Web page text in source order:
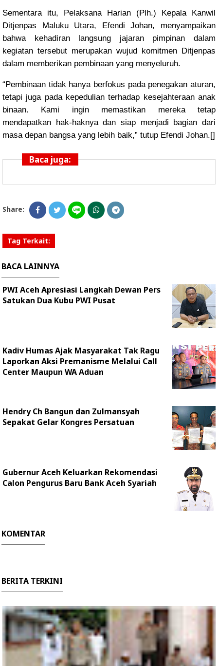
Sementara itu, Pelaksana Harian (Plh.) Kepala Kanwil
Ditjenpas Maluku Utara, Efendi Johan, menyampaikan
bahwa kehadiran langsung jajaran pimpinan dalam
kegiatan tersebut merupakan wujud komitmen Ditjenpas
dalam memberikan pembinaan yang menyeluruh.
“Pembinaan tidak hanya berfokus pada penegakan aturan,
tetapi juga pada kepedulian terhadap kesejahteraan anak
binaan. Kami ingin memastikan mereka tetap
mendapatkan hak-haknya dan siap menjadi bagian dari
masa depan bangsa yang lebih baik,” tutup Efendi Johan.[]
Baca juga:
Share:
Tag Terkait:
BACA LAINNYA
PWI Aceh Apresiasi Langkah Dewan Pers
Satukan Dua Kubu PWI Pusat
Kadiv Humas Ajak Masyarakat Tak Ragu
Laporkan Aksi Premanisme Melalui Call
Center Maupun WA Aduan
Hendry Ch Bangun dan Zulmansyah
Sepakat Gelar Kongres Persatuan
Gubernur Aceh Keluarkan Rekomendasi
Calon Pengurus Baru Bank Aceh Syariah
KOMENTAR
BERITA TERKINI